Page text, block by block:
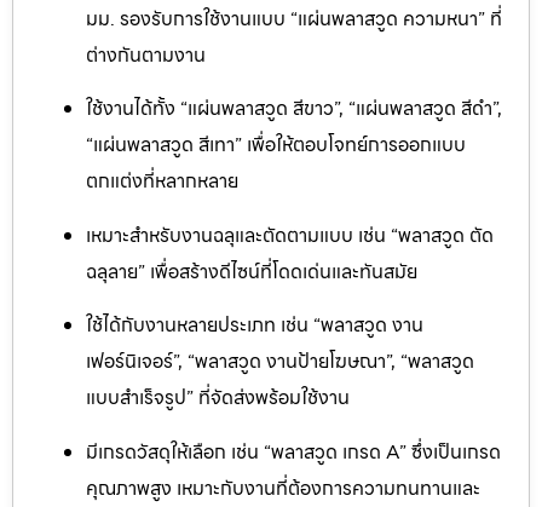
มม. รองรับการใช้งานแบบ “แผ่นพลาสวูด ความหนา” ที่
ต่างกันตามงาน
ใช้งานได้ทั้ง “แผ่นพลาสวูด สีขาว”, “แผ่นพลาสวูด สีดำ”,
“แผ่นพลาสวูด สีเทา” เพื่อให้ตอบโจทย์การออกแบบ
ตกแต่งที่หลากหลาย
เหมาะสำหรับงานฉลุและตัดตามแบบ เช่น “พลาสวูด ตัด
ฉลุลาย” เพื่อสร้างดีไซน์ที่โดดเด่นและทันสมัย
ใช้ได้กับงานหลายประเภท เช่น “พลาสวูด งาน
เฟอร์นิเจอร์”, “พลาสวูด งานป้ายโฆษณา”, “พลาสวูด
แบบสำเร็จรูป” ที่จัดส่งพร้อมใช้งาน
มีเกรดวัสดุให้เลือก เช่น “พลาสวูด เกรด A” ซึ่งเป็นเกรด
คุณภาพสูง เหมาะกับงานที่ต้องการความทนทานและ